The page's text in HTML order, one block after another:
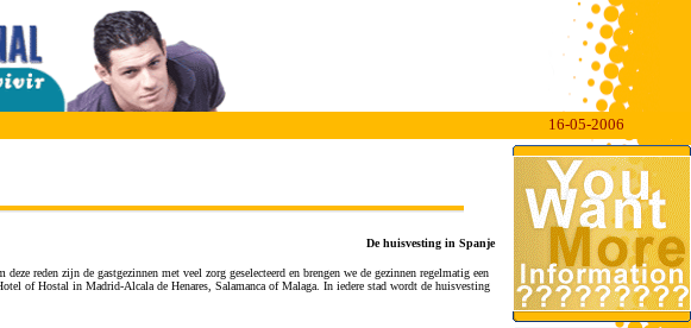
16-05-2006
De huisvesting in Spanje
reden zijn de gastgezinnen met veel zorg geselecteerd en brengen we de gezinnen regelmatig een
of Hostal in Madrid-Alcala de Henares, Salamanca of Malaga. In iedere stad wordt de huisvesting